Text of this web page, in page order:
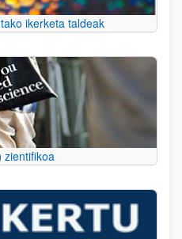
ikerketa taldeak
zientifikoa